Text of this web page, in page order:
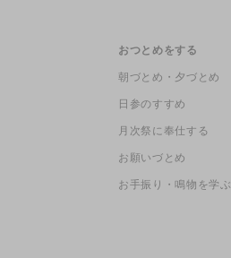
おつとめをする
朝づとめ・夕づとめ
日参のすすめ
月次祭に奉仕する
お願いづとめ
お手振り・鳴物を学ぶ